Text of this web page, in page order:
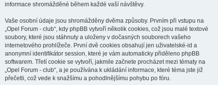
informace shromážděné během každé vaší návštěvy.
Vaše osobní údaje jsou shromážděny dvěma způsoby. Prvním při vstupu na
„Opel Forum - club“, kdy phpBB vytvoří několik cookies, což jsou malé textové
soubory, které jsou stáhnuty a uloženy v dočasných souborech vašeho
internetového prohlížeče. První dvě cookies obsahují jen uživatelské-id a
anonymní identifikátor session, které je vám automaticky přiděleno phpBB
softwarem. Třetí cookie se vytvoří, jakmile začnete procházet mezi tématy na
„Opel Forum - club“, a je používána k ukládání informace, které téma jste již
přečetli, což vede k snažšímu a pohodlnějšímu pohybu po fóru.